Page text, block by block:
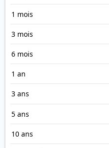
1 mois
3 mois
6 mois
1 an
3 ans
5 ans
10 ans